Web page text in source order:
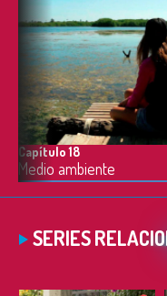
Capítulo 18
Medio ambiente
SERIES